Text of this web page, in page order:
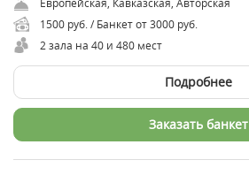
1500 руб. / Банкет от 3000 руб.
2 зала на 40 и 480 мест
Подробнее
Заказать банкет